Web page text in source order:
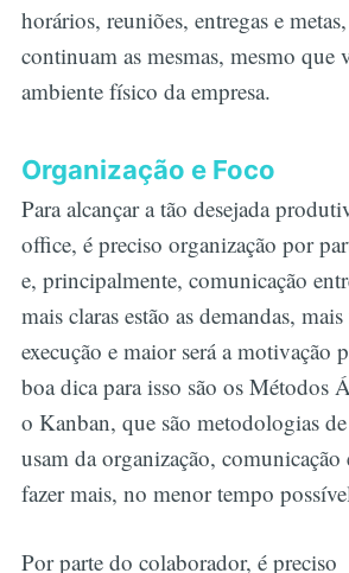
horários, reuniões, entregas e
continuam as mesmas, mesmo que
ambiente físico da empresa.
Organização e Foco
Para alcançar a tão desejada
office, é preciso organização por
e, principalmente, comunicação
mais claras estão as demandas,
execução e maior será a motivação
boa dica para isso são os Métodos
o Kanban, que são metodologias
usam da organização, comunicação
fazer mais, no menor tempo
Por parte do colaborador, é preciso